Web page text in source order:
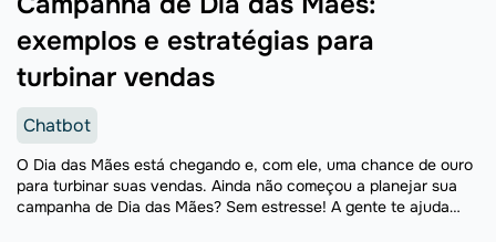
exemplos e estratégias para
turbinar vendas
Chatbot
O Dia das Mães está chegando e, com ele, uma chance de ouro
para turbinar suas vendas. Ainda não começou a planejar sua
campanha de Dia das Mães? Sem estresse! A gente te ajuda